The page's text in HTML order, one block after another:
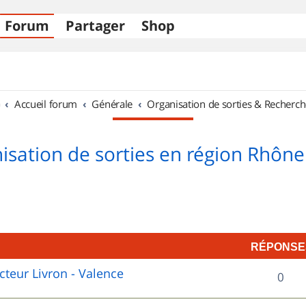
Forum Partager Shop
Accueil forum Générale Organisation de sorties &
de sorties en région
Livron - Valence 0R
é